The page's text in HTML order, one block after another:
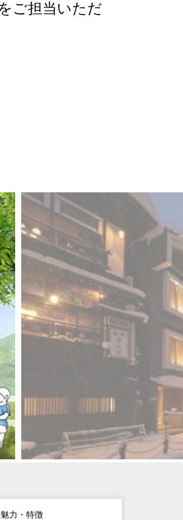
ご担当いただ
力・特徴